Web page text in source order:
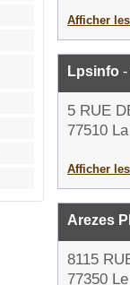
Afficher
Lpsinfo -
5 RUE
77510
Afficher
Arezes
8115
77350